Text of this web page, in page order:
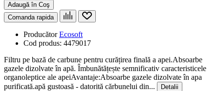
Adaugă în Coş
Comanda rapida
ProducătorEcosoft
Cod produs: 4479017
Filtru pe bază de carbune pentru curățirea finală a apei.Absoarbe
gazele dizolvate în apă. Îmbunătățește semnificativ caracteristicele
organoleptice ale apeiAvantaje:Absoarbe gazele dizolvate în apa
purificată.apă gustoasă - datorită cărbunelui din...
Detalii